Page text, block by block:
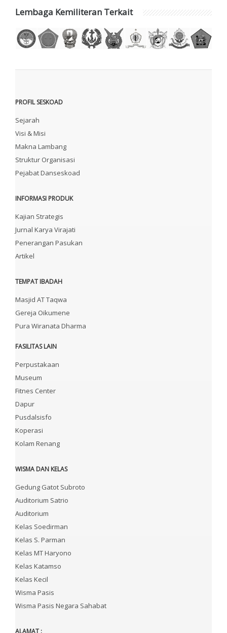
Lembaga Kemiliteran Terkait
PROFIL SESKOAD
Sejarah
Visi & Misi
Makna Lambang
Struktur Organisasi
Pejabat Danseskoad
INFORMASI PRODUK
Kajian Strategis
Jurnal Karya Virajati
Penerangan Pasukan
Artikel
TEMPAT IBADAH
Masjid AT Taqwa
Gereja Oikumene
Pura Wiranata Dharma
FASILITAS LAIN
Perpustakaan
Museum
Fitnes Center
Dapur
Pusdalsisfo
Koperasi
Kolam Renang
WISMA DAN KELAS
Gedung Gatot Subroto
Auditorium Satrio
Auditorium
Kelas Soedirman
Kelas S. Parman
Kelas MT Haryono
Kelas Katamso
Kelas Kecil
Wisma Pasis
Wisma Pasis Negara Sahabat
ALAMAT :